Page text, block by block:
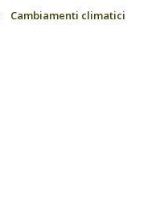
Cambiamenti climatici